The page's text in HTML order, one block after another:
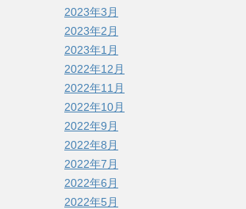
2023年3月
2023年2月
2023年1月
2022年12月
2022年11月
2022年10月
2022年9月
2022年8月
2022年7月
2022年6月
2022年5月